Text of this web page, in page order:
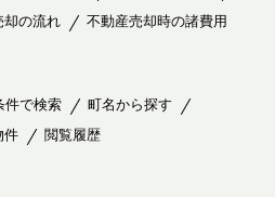
却の流れ 不動産売却時の諸費用
件で検索
町名から探す
件 閲覧履歴